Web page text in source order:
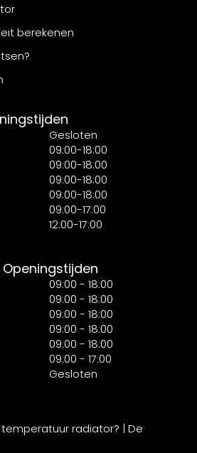
berekenen
Gesloten
09:00-18:00
09:00-18:00
09:00-18:00
09:00-18:00
09:00-17:00
12:00-17:00
09:00 - 18:00
09:00 - 18:00
09:00 - 18:00
09:00 - 18:00
09:00 - 18:00
09:00 - 17:00
Gesloten
radiator? | De